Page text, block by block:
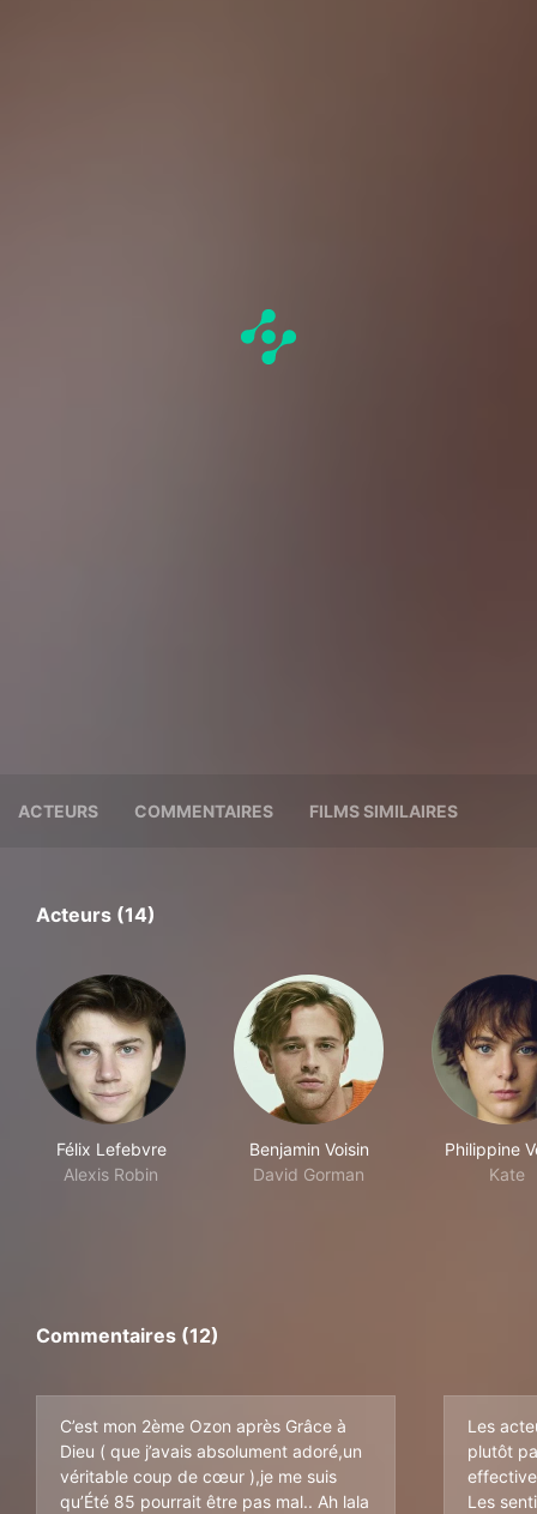
ACTEURS COMMENTAIRES FILMS SIMILAIRES
Acteurs (14)
Félix Lefebvre
Alexis Robin
Benjamin Voisin
David Gorman
Philippine
Kate
Commentaires (12)
C’est mon 2ème Ozon après Grâce à
Dieu ( que j’avais absolument adoré,un
véritable coup de cœur ),je me suis
qu’Été 85 pourrait être pas mal.. Ah lala
Les
plutôt
Les